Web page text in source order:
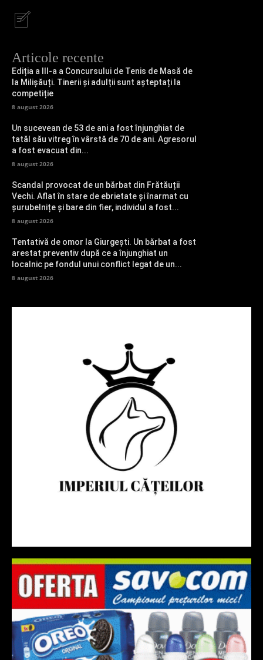
Articole recente
Ediția a III-a a Concursului de Tenis de Masă de
la Milișăuți. Tinerii și adulții sunt așteptați la
competiție
8 august 2026
Un sucevean de 53 de ani a fost înjunghiat de
tatăl său vitreg în vârstă de 70 de ani. Agresorul
a fost evacuat din...
8 august 2026
Scandal provocat de un bărbat din Frătăuții
Vechi. Aflat în stare de ebrietate și înarmat cu
șurubelnițe și bare din fier, individul a fost...
8 august 2026
Tentativă de omor la Giurgești. Un bărbat a fost
arestat preventiv după ce a înjunghiat un
localnic pe fondul unui conflict legat de un...
8 august 2026